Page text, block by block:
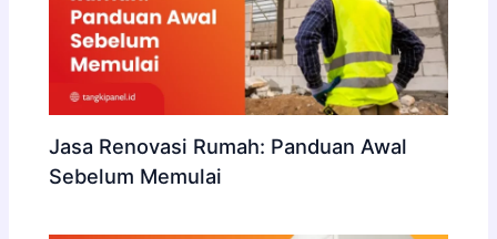
Jasa Renovasi Rumah: Panduan Awal
Sebelum Memulai